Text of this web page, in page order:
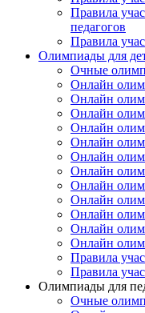
Правила
педагогов
Правила
Олимпиады для
Очные
Онлайн
Онлайн
Онлайн
Онлайн
Онлайн
Онлайн
Онлайн
Онлайн
Онлайн
Онлайн
Онлайн
Онлайн
Правила
Правила
Олимпиады для
Очные
Email
Организация